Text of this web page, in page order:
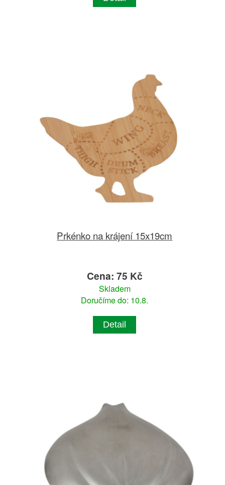
Prkénko na krájení 15x19cm
Cena: 75 Kč
Skladem
Doručíme do: 10.8.
Detail